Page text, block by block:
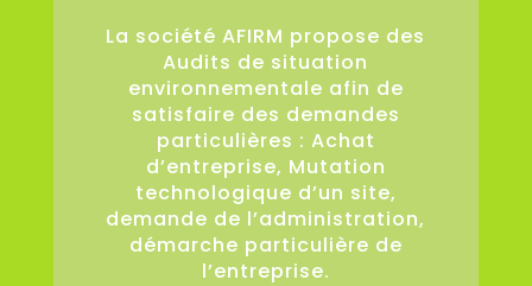
La société AFIRM propose des
Audits de situation
environnementale afin de
satisfaire des demandes
particulières : Achat
d’entreprise, Mutation
technologique d’un site,
demande de l’administration,
démarche particulière de
l’entreprise.